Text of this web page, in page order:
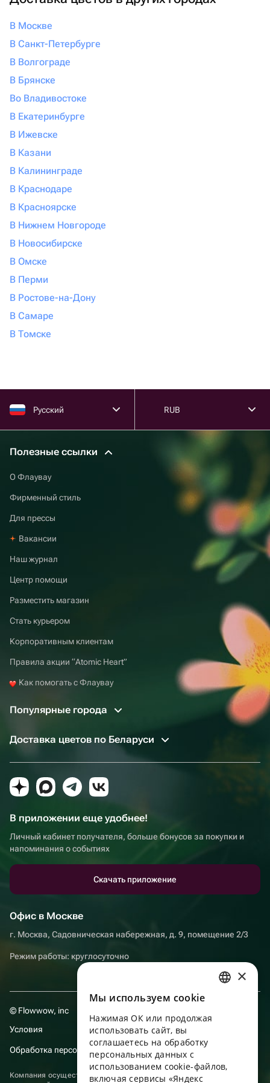
можно и готовый, если нет личных предпочтений.
Здорово, когда все предложения от мастеров собраны
на одном сайте, например на Флаувау. Можно
главной сладости вечера. Фото готового торта селлер
скинет в чат, а курьер аккуратно и в точное время
привезет угощение. Поэтому свадебные торты с
доставкой в Зеленограде — практичное решение.
В Москве
В Санкт-Петербурге
В Волгограде
В Брянске
Во Владивостоке
В Екатеринбурге
В Ижевске
В Казани
В Калининграде
В Краснодаре
В Красноярске
В Нижнем Новгороде
В Новосибирске
В Омске
В Перми
В Ростове-на-Дону
В Самаре
В Томске
Русский RUB
Полезные ссылки
О Флаувау
Фирменный стиль
Для прессы
Вакансии
Наш журнал
Центр помощи
Разместить магазин
Стать курьером
Корпоративным клиентам
Правила акции “Atomic Heart”
Как помогать с Флаувау
Популярные города
Доставка цветов по Беларуси
В приложении еще удобнее!
Личный кабинет получателя, больше бонусов за покупки и
напоминания о событиях
Скачать приложение
Офис в Москве
г. Москва, Садовническая набережная, д. 9, помещение 2/3
Режим работы: круглосуточно
© Flowwow, inc
Условия
Обработка персональных данных
Компания осуществляет деятельность в области информационных
ENGLISH
UKRAINIAN
PORTUGUESE
×
Мы используем сookie
Нажимая ОК или продолжая
использовать сайт, вы
соглашаетесь на обработку
персональных данных с
использованием cookie-файлов,
включая сервисы «Яндекс